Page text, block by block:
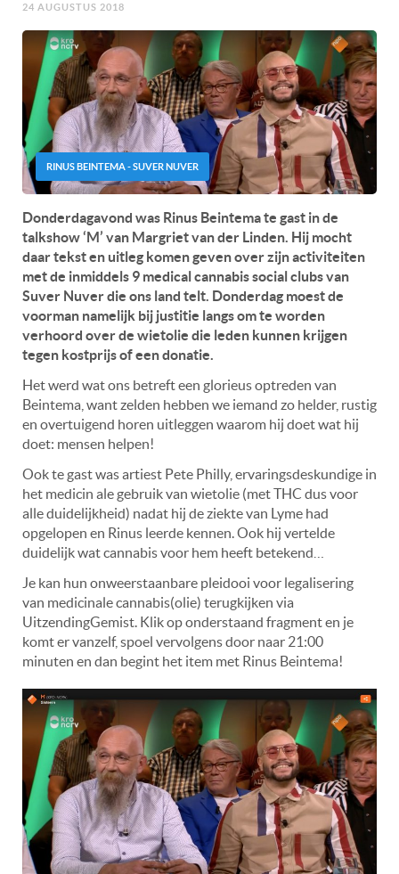
24 AUGUSTUS 2018
RINUS BEINTEMA - SUVER NUVER
Donderdagavond was Rinus Beintema te gast in de
talkshow ‘M’ van Margriet van der Linden. Hij mocht
daar tekst en uitleg komen geven over zijn activiteiten
met de inmiddels 9 medical cannabis social clubs van
Suver Nuver die ons land telt. Donderdag moest de
voorman namelijk bij justitie langs om te worden
verhoord over de wietolie die leden kunnen krijgen
tegen kostprijs of een donatie.
Het werd wat ons betreft een glorieus optreden van
Beintema, want zelden hebben we iemand zo helder, rustig
en overtuigend horen uitleggen waarom hij doet wat hij
doet: mensen helpen!
Ook te gast was artiest Pete Philly, ervaringsdeskundige in
het medicin ale gebruik van wietolie (met THC dus voor
alle duidelijkheid) nadat hij de ziekte van Lyme had
opgelopen en Rinus leerde kennen. Ook hij vertelde
duidelijk wat cannabis voor hem heeft betekend…
Je kan hun onweerstaanbare pleidooi voor legalisering
van medicinale cannabis(olie) terugkijken via
UitzendingGemist. Klik op onderstaand fragment en je
komt er vanzelf, spoel vervolgens door naar 21:00
minuten en dan begint het item met Rinus Beintema!